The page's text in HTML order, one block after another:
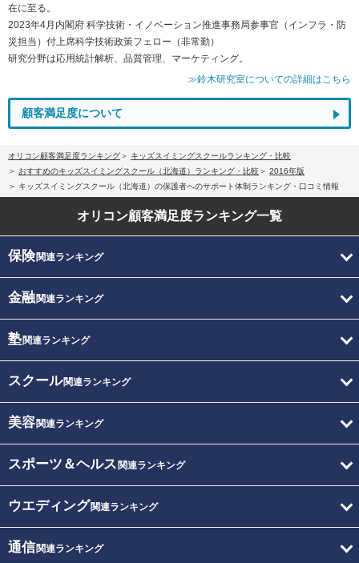
在に至る。
2023年4月内閣府 科学技術・イノベーション推進事務局参事官（インフラ・防
災担当）付上席科学技術政策フェロー（非常勤）
研究分野は応用統計解析、品質管理、マーケティング。
≫鈴木研究室についての詳細はこちら
顧客満足度について
オリコン顧客満足度ランキング
キッズスイミングスクールランキング・比較
おすすめのキッズスイミングスクール（北海道）ランキング・比較
2016年版
キッズスイミングスクール（北海道）の保護者へのサポート体制ランキング・口コミ情報
オリコン顧客満足度ランキング一覧
保険関連ランキング
金融関連ランキング
塾関連ランキング
スクール関連ランキング
美容関連ランキング
スポーツ＆ヘルス 関連ランキング
ウエディング関連ランキング
通信関連ランキング